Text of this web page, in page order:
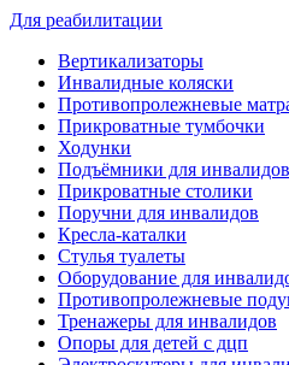
Для реабилитации
Вертикализаторы
Инвалидные коляски
Противопролежневые
Прикроватные тумбочки
Ходунки
Подъёмники для инвалидов
Прикроватные столики
Поручни для инвалидов
Кресла-каталки
Стулья туалеты
Оборудование для
Противопролежневые
Тренажеры для инвалидов
Опоры для детей с дцп